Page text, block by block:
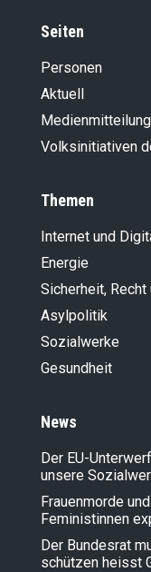
Seiten
Personen
Aktuell
Volksinitiativen
Themen
Internet und
Energie
Sicherheit, Recht
Asylpolitik
Sozialwerke
Gesundheit
News
Der EU-
unsere
Frauenmorde
Feministinnen
Der Bundesrat
schützen heisst